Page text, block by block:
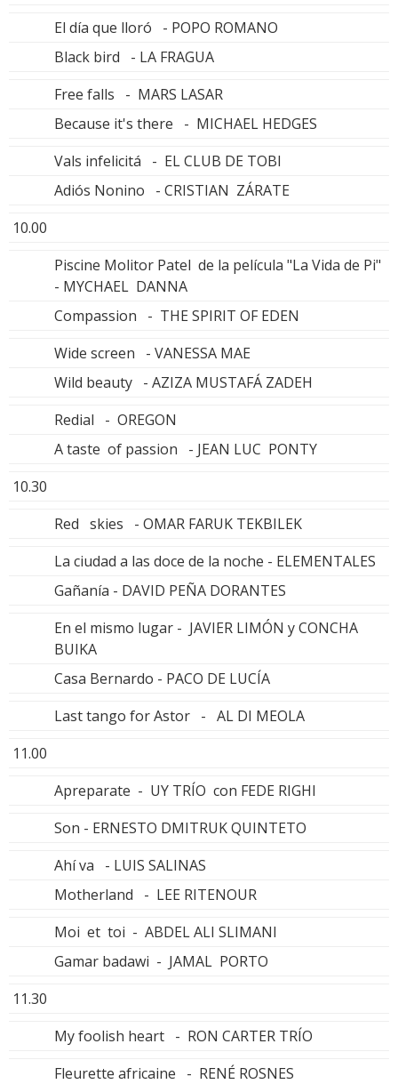
El día que lloró - POPO ROMANO
Black bird - LA FRAGUA
Free falls - MARS LASAR
Because it's there - MICHAEL HEDGES
Vals infelicitá - EL CLUB DE TOBI
Adiós Nonino - CRISTIAN ZÁRATE
10.00
Piscine Molitor Patel de la película "La Vida de Pi"
- MYCHAEL DANNA
Compassion - THE SPIRIT OF EDEN
Wide screen - VANESSA MAE
Wild beauty - AZIZA MUSTAFÁ ZADEH
Redial - OREGON
A taste of passion - JEAN LUC PONTY
10.30
Red skies - OMAR FARUK TEKBILEK
La ciudad a las doce de la noche - ELEMENTALES
Gañanía - DAVID PEÑA DORANTES
En el mismo lugar - JAVIER LIMÓN y CONCHA
BUIKA
Casa Bernardo - PACO DE LUCÍA
Last tango for Astor - AL DI MEOLA
11.00
Apreparate - UY TRÍO con FEDE RIGHI
Son - ERNESTO DMITRUK QUINTETO
Ahí va - LUIS SALINAS
Motherland - LEE RITENOUR
Moi et toi - ABDEL ALI SLIMANI
Gamar badawi - JAMAL PORTO
11.30
My foolish heart - RON CARTER TRÍO
Fleurette africaine - RENÉ ROSNES